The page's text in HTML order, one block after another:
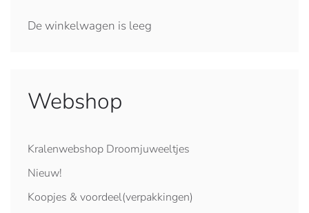
De winkelwagen is leeg
Webshop
Kralenwebshop Droomjuweeltjes
Nieuw!
Koopjes & voordeel(verpakkingen)